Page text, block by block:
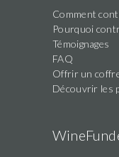
Comment
Pourquoi
Témoignages
FAQ
Offrir un
Découvrir les